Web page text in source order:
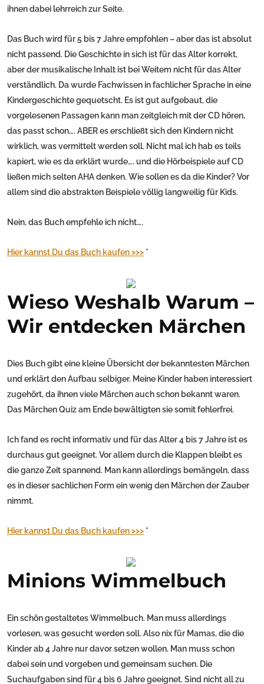
ihnen dabei lehrreich zur Seite.
Das Buch wird für 5 bis 7 Jahre empfohlen – aber das ist absolut
nicht passend. Die Geschichte in sich ist für das Alter korrekt,
aber der musikalische Inhalt ist bei Weitem nicht für das Alter
verständlich. Da wurde Fachwissen in fachlicher Sprache in eine
Kindergeschichte gequetscht. Es ist gut aufgebaut, die
vorgelesenen Passagen kann man zeitgleich mit der CD hören,
das passt schon…. ABER es erschließt sich den Kindern nicht
wirklich, was vermittelt werden soll. Nicht mal ich hab es teils
kapiert, wie es da erklärt wurde…. und die Hörbeispiele auf CD
ließen mich selten AHA denken. Wie sollen es da die Kinder? Vor
allem sind die abstrakten Beispiele völlig langweilig für Kids.
Nein, das Buch empfehle ich nicht….
Hier kannst Du das Buch kaufen >>> *
Wieso Weshalb Warum –
Wir entdecken Märchen
Dies Buch gibt eine kleine Übersicht der bekanntesten Märchen
und erklärt den Aufbau selbiger. Meine Kinder haben interessiert
zugehört, da ihnen viele Märchen auch schon bekannt waren.
Das Märchen Quiz am Ende bewältigten sie somit fehlerfrei.
Ich fand es recht informativ und für das Alter 4 bis 7 Jahre ist es
durchaus gut geeignet. Vor allem durch die Klappen bleibt es
die ganze Zeit spannend. Man kann allerdings bemängeln, dass
es in dieser sachlichen Form ein wenig den Märchen der Zauber
nimmt.
Hier kannst Du das Buch kaufen >>> *
Minions Wimmelbuch
Ein schön gestaltetes Wimmelbuch. Man muss allerdings
vorlesen, was gesucht werden soll. Also nix für Mamas, die die
Kinder ab 4 Jahre nur davor setzen wollen. Man muss schon
dabei sein und vorgeben und gemeinsam suchen. Die
Suchaufgaben sind für 4 bis 6 Jahre geeignet. Sind nicht all zu